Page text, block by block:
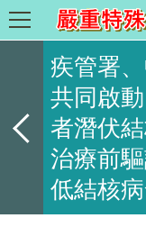
疾管署
共同啟
者潛伏
治療前
低結核